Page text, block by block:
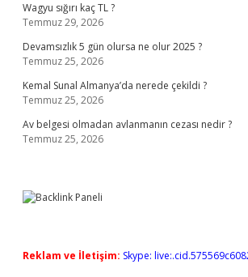
Wagyu sığırı kaç TL ?
Temmuz 29, 2026
Devamsızlık 5 gün olursa ne olur 2025 ?
Temmuz 25, 2026
Kemal Sunal Almanya’da nerede çekildi ?
Temmuz 25, 2026
Av belgesi olmadan avlanmanın cezası nedir ?
Temmuz 25, 2026
Reklam ve İletişim: Skype: